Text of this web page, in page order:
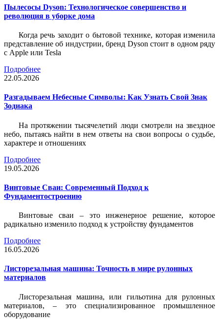
Пылесосы Dyson: Технологическое совершенство и
революция в уборке дома
Когда речь заходит о бытовой технике, которая изменила
представление об индустрии, бренд Dyson стоит в одном ряду
с Apple или Tesla
Подробнее
22.05.2026
Разгадываем Небесные Символы: Как Узнать Свой Знак
Зодиака
На протяжении тысячелетий люди смотрели на звездное
небо, пытаясь найти в нем ответы на свои вопросы о судьбе,
характере и отношениях
Подробнее
19.05.2026
Винтовые Сваи: Современный Подход к
Фундаментостроению
Винтовые сваи – это инженерное решение, которое
радикально изменило подход к устройству фундаментов
Подробнее
16.05.2026
Листорезальная машина: Точность в мире рулонных
материалов
Листорезальная машина, или гильотина для рулонных
материалов, – это специализированное промышленное
оборудование